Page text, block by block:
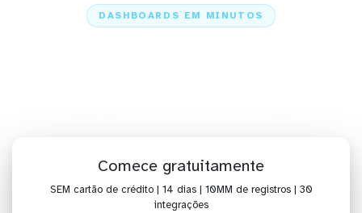
DASHBOARDS EM MINUTOS
Comece gratuitamente
SEM cartão de crédito | 14 dias | 10MM de registros | 30
integrações